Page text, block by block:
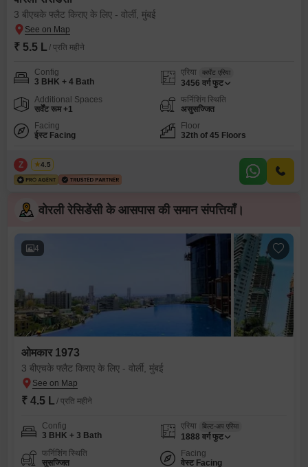
3 बीएचके फ्लैट किराए के लिए - वोर्ली, मुंबई
₹ 5.5 L / प्रति महीने
Config
3 BHK + 4 Bath
एरिया कार्पेट एरिया
3456 वर्ग फुट
Additional Spaces
सर्वेंट रूम +1
फर्निशिंग स्थिति
असुसज्जित
Facing
ईस्ट Facing
Floor
32th of 45 Floors
Z Zeltro
4.5
वोरली रेसिडेंसी के आसपास की समान संपत्तियाँ।
4
ओमकार 1973
3 बीएचके फ्लैट किराए के लिए - वोर्ली, मुंबई
₹ 4.5 L / प्रति महीने
Config
3 BHK + 3 Bath
एरिया बिल्ट-अप एरिया
1888 वर्ग फुट
फर्निशिंग स्थिति
सुसज्जित
Facing
वेस्ट Facing